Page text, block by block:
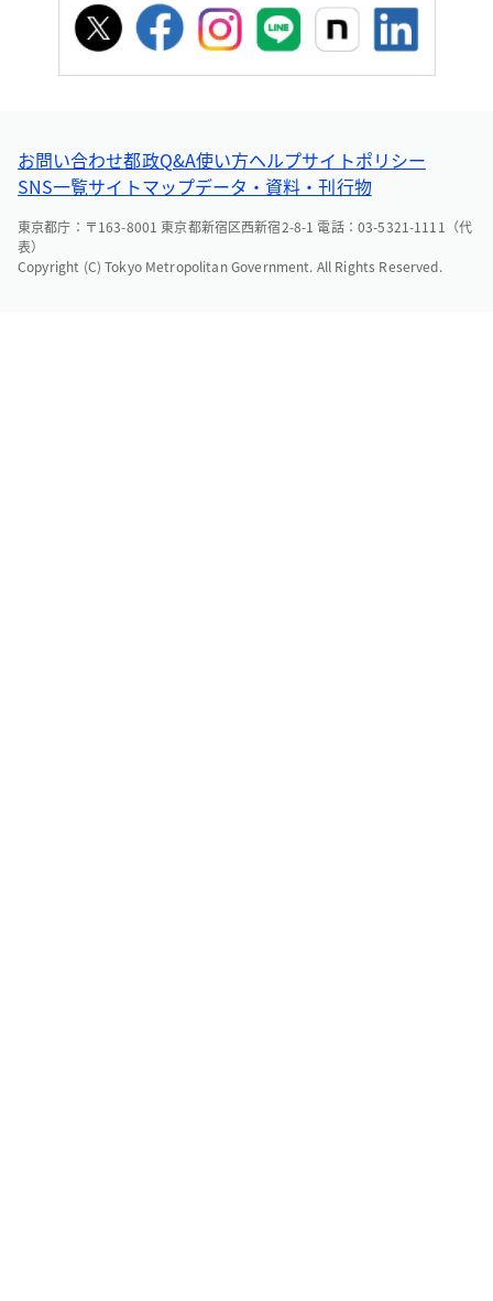
お問い合わせ都政Q&A使い方ヘルプサイトポリシー
SNS一覧サイトマップデータ・資料・刊行物
東京都庁：〒163-8001 東京都新宿区西新宿2-8-1 電話：03-5321-1111（代
表）
Copyright (C) Tokyo Metropolitan Government. All Rights Reserved.